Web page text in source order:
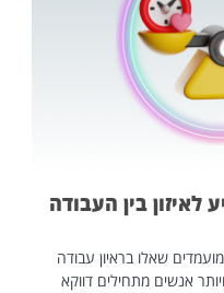
בין העבודה
שאלו בראיון עבודה
אנשים מתחילים דווקא